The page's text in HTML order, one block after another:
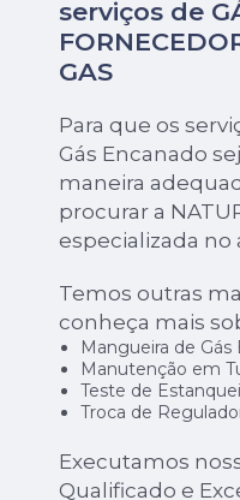
serviços de
GAS
Para que os
Gás Encanado
maneira
procurar a
especializada no
Temos outras
conheça mais
Mangueira de Gás
Manutenção em
Teste de
Troca de
Executamos
Qualificado e